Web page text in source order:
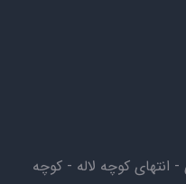
انتهای کوچه لاله - کوچه